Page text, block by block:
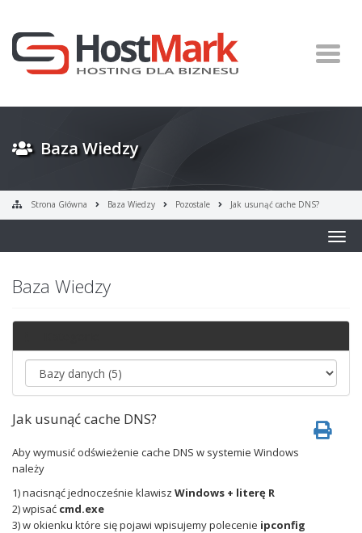
Baza Wiedzy
Strona Główna Baza Wiedzy Pozostale Jak usunąć cache DNS?
Baza Wiedzy
Jak usunąć cache DNS?
Aby wymusić odświeżenie cache DNS w systemie Windows
należy
1) nacisnąć jednocześnie klawisz Windows + literę R
2) wpisać cmd.exe
3) w okienku które się pojawi wpisujemy polecenie ipconfig